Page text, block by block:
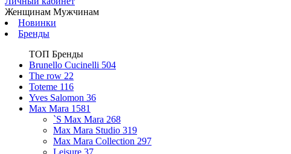
Женщинам Мужчинам
Новинки
Бренды
ТОП Бренды
Brunello Cucinelli 504
The row 22
Toteme 116
Yves Salomon 36
Max Mara 1581
`S Max Mara 268
Max Mara Studio 319
Max Mara Collection 297
Leisure 37